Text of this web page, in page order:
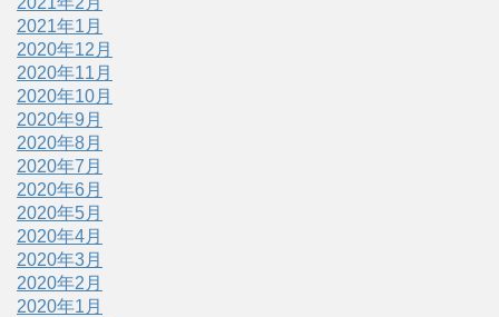
2021年1月
2020年12月
2020年11月
2020年10月
2020年9月
2020年8月
2020年7月
2020年6月
2020年5月
2020年4月
2020年3月
2020年2月
2020年1月